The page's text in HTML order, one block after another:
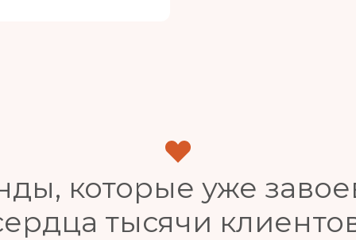
которые уже
тысячи